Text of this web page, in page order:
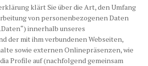
klärt Sie über die Art, den Umfang
von personenbezogenen Daten
innerhalb unseres
der mit ihm verbundenen Webseiten,
sowie externen Onlinepräsenzen, wie
Profile auf (nachfolgend gemeinsam